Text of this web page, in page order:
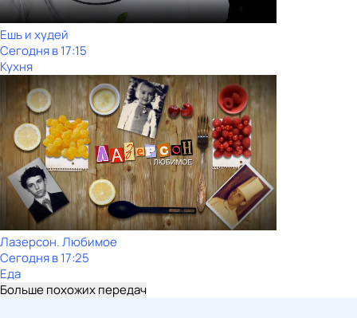
Ешь и худей
Сегодня в 17:15
Кухня
Лазерсон. Любимое
Сегодня в 17:25
Еда
Больше похожих передач